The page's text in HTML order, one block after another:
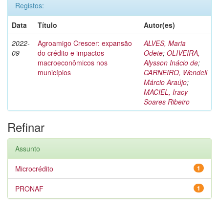
Registos:
Data
Título
Autor(es)
2022-
09
Agroamigo Crescer: expansão
do crédito e impactos
macroeconômicos nos
municípios
ALVES, Maria
Odete; OLIVEIRA,
Alysson Inácio de;
CARNEIRO, Wendell
Márcio Araújo;
MACIEL, Iracy
Soares Ribeiro
Refinar
Assunto
1
Microcrédito
1
PRONAF